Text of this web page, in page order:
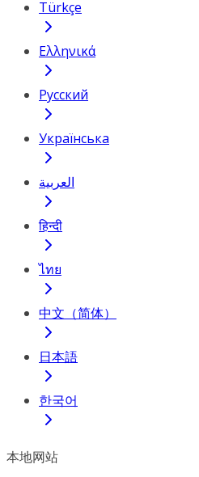
Türkçe
Ελληνικά
Русский
Українська
العربية
हिन्दी
ไทย
中文（简体）
日本語
한국어
本地网站